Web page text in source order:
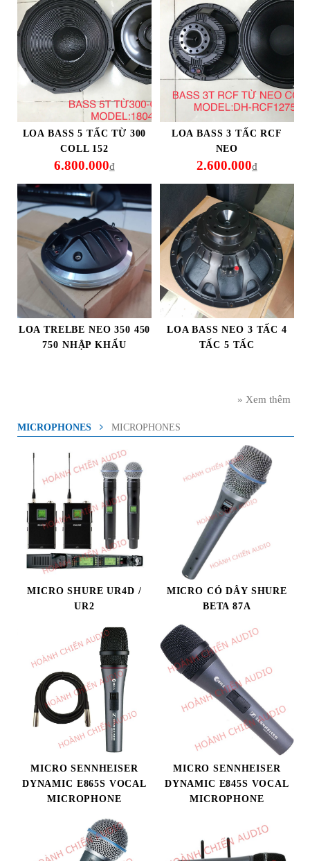
LOA BASS 5 TẤC TỪ 300
COLL 152
6.800.000₫
LOA BASS 3 TẤC RCF
NEO
2.600.000₫
LOA TRELBE NEO 350 450
750 NHẬP KHẨU
LOA BASS NEO 3 TẤC 4
TẤC 5 TẤC
» Xem thêm
MICROPHONES MICROPHONES
MICRO SHURE UR4D /
UR2
MICRO CÓ DÂY SHURE
BETA 87A
MICRO SENNHEISER
DYNAMIC E865S VOCAL
MICROPHONE
MICRO SENNHEISER
DYNAMIC E845S VOCAL
MICROPHONE